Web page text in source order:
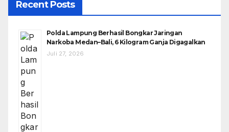
Recent Posts
Polda Lampung Berhasil Bongkar Jaringan
Narkoba Medan–Bali, 6 Kilogram Ganja Digagalkan
Juli 27, 2026